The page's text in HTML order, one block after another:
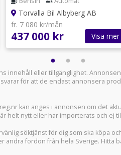
Torvalla Bil Albyberg AB
fr. 7 080 kr/mån
437 000 kr Visa mer
innehåll eller tillgänglighet.
för att de endast annonsera
kan anges i annonsen om det
helt nytt eller har importerats och ej
söktjänst för dig som ska köpa
andra fordon från hela Sverige. Hitta